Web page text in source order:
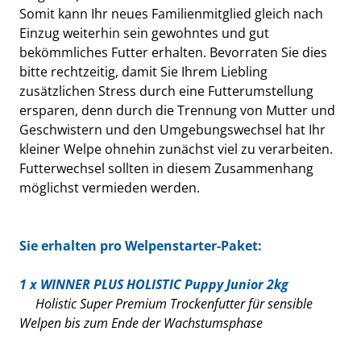
Somit kann Ihr neues Familienmitglied gleich nach
Einzug weiterhin sein gewohntes und gut
bekömmliches Futter erhalten. Bevorraten Sie dies
bitte rechtzeitig, damit Sie Ihrem Liebling
zusätzlichen Stress durch eine Futterumstellung
ersparen, denn durch die Trennung von Mutter und
Geschwistern und den Umgebungswechsel hat Ihr
kleiner Welpe ohnehin zunächst viel zu verarbeiten.
Futterwechsel sollten in diesem Zusammenhang
möglichst vermieden werden.
Sie erhalten pro Welpenstarter-Paket:
1 x WINNER PLUS HOLISTIC Puppy Junior 2kg
Holistic Super Premium Trockenfutter für sensible
Welpen bis zum Ende der Wachstumsphase